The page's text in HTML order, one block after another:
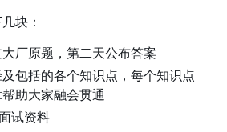
块：
厂原题，第二天公布答案
包括的各个知识点，每个知识点
助大家融会贯通
试资料